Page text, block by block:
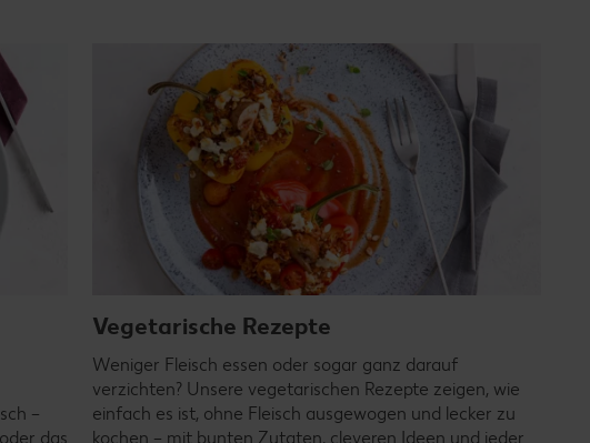
–
das
Vegetarische Rezepte
Weniger Fleisch essen oder sogar ganz darauf
verzichten? Unsere vegetarischen Rezepte zeigen, wie
einfach es ist, ohne Fleisch ausgewogen und lecker zu
kochen – mit bunten Zutaten, cleveren Ideen und jeder